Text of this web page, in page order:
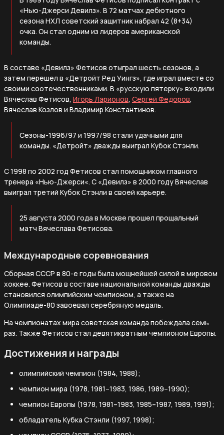
«Нью-Джерси Девилз». В 72 матчах дебютного
сезона НХЛ советский защитник набрал 42 (8+34)
очка. Он стал одним из лидеров американской
команды.
В составе «Девилз» Фетисов отыграл шесть сезонов, а
затем перешел в «Детройт Ред Уингз», где играл вместе со
своими соотечественниками. В «русскую пятерку» входили
Вячеслав Фетисов, Игорь Ларионов, Сергей Федоров,
Вячеслав Козлов и Владимир Константинов.
Сезоны-1996/97 и 1997/98 стали удачными для
команды. «Детройт» дважды выиграл Кубок Стэнли.
С 1998 по 2002 год Фетисов стал помощником главного
тренера «Нью-Джерси«. С «Девилз» в 2000 году Вячеслав
выиграл третий Кубок Стэнли в своей карьере.
25 августа 2000 года в Москве прошел прощальный
матч Вячеслава Фетисова.
Международные соревнования
Сборная СССР в 80-е годы была мощнейшей силой в мировом
хоккее. Фетисов в составе национальной команды дважды
становился олимпийским чемпионом, а также на
Олимпиаде-80 завоевал серебряную медаль.
На чемпионатах мира советская команда побеждала семь
раз. Также Фетисов стал девятикратным чемпионом Европы.
Достижения и награды
олимпийский чемпион (1984, 1988);
чемпион мира (1978, 1981–1983, 1986, 1989–1990);
чемпион Европы (1978, 1981–1983, 1985–1987, 1989, 1991);
обладатель Кубка Стэнли (1997, 1998);